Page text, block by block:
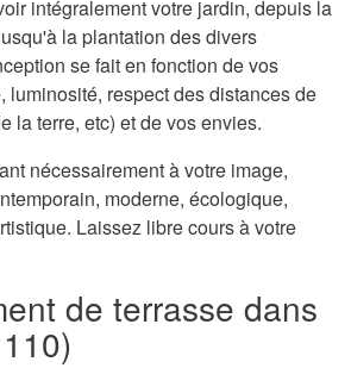
intégralement votre jardin, depuis la
la plantation des divers
se fait en fonction de vos
luminosité, respect des distances de
la terre, etc) et de vos envies.
nécessairement à votre image,
moderne, écologique,
Laissez libre cours à votre
de terrasse dans